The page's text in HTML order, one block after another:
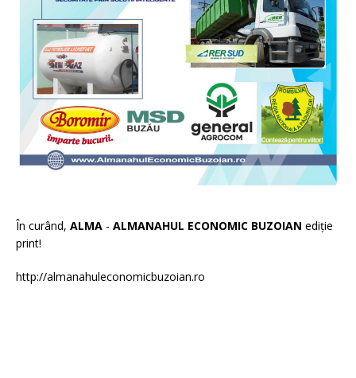
În curând, ALMA - ALMANAHUL ECONOMIC BUZOIAN ediție
print!
http://almanahuleconomicbuzoian.ro